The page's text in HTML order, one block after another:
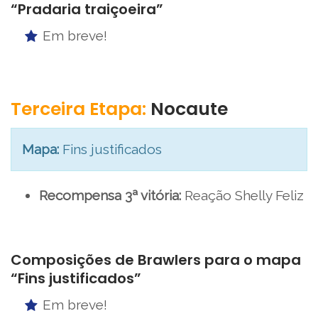
“Pradaria traiçoeira”
Em breve!
Terceira Etapa: Nocaute
Mapa: Fins justificados
Recompensa 3ª vitória: Reação Shelly Feliz
Composições de Brawlers para o mapa
“Fins justificados”
Em breve!